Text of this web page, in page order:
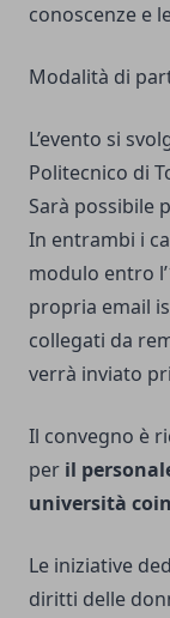
conoscenze e
Modalità di
L’evento si
Politecnico di
Sarà possibile
In entrambi i
modulo entro
propria email
collegati da
verrà inviato
Il convegno è
per il
università
Le iniziative
diritti delle